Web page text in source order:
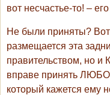
вот несчастье-то! –
Не были приняты? Вот
размещается эта
правительством, но и
вправе принять
который кажется ему